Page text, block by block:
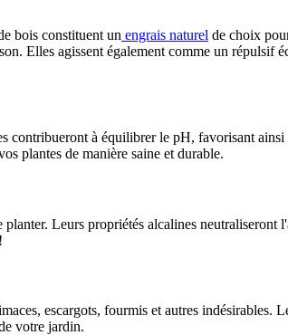
bois constituent un engrais naturel de choix
Elles agissent également comme un répulsif
à équilibrer le pH, favorisant
plantes de manière saine et durable.
planter. Leurs propriétés alcalines neutraliseront
escargots, fourmis et autres indésirables.
votre jardin.